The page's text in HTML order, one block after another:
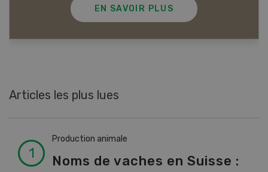
EN SAVOIR PLUS
Articles les plus lues
Production animale
Noms de vaches en Suisse :